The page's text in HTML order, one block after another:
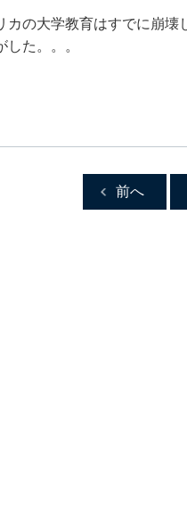
カの大学教育はすでに崩
た。。。
前へ